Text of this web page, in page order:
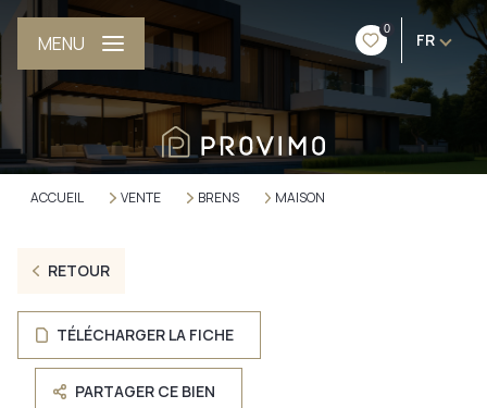
0
FR
MENU
ACCUEIL VENTE BRENS MAISON
RETOUR
TÉLÉCHARGER LA FICHE
PARTAGER CE BIEN